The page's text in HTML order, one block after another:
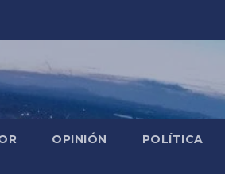
OPINIÓN POLÍTICA